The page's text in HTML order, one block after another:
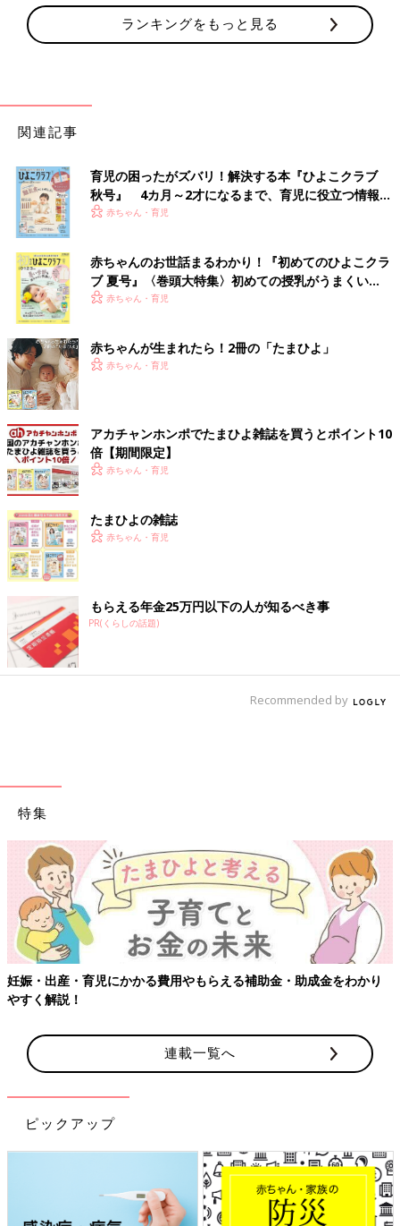
ランキングをもっと見る
関連記事
育児の困ったがズバリ！解決する本『ひよこクラブ
秋号』 4カ月～2才になるまで、育児に役立つ情報が
いっぱい！
赤ちゃん・育児
赤ちゃんのお世話まるわかり！『初めてのひよこクラ
ブ 夏号』〈巻頭大特集〉初めての授乳がうまくい
く！ おっぱい・ミルクの基本と夏のトラブル 解決テ
赤ちゃん・育児
赤ちゃんが生まれたら！2冊の「たまひよ」
赤ちゃん・育児
アカチャンホンポでたまひよ雑誌を買うとポイント10
倍【期間限定】
赤ちゃん・育児
たまひよの雑誌
赤ちゃん・育児
もらえる年金25万円以下の人が知るべき事
PR(くらしの話題)
Recommended by
特集
る補助金・助成金をわかり 【ワクチン接種できるものも】妊婦
連載一覧へ
ピックアップ